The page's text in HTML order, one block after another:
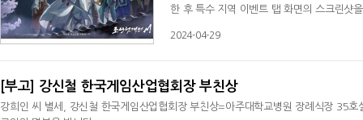
한 후 특수 지역 이벤트 탭 화면의 스크린샷
자(11회), 전설 부여 선택 상자, 유물 특별
2024-04-29
[부고] 강신철 한국게임산업협회장 부친상
강희인 씨 별세, 강신철 한국게임산업협회장 부친상=아주대학교병원 장례식장